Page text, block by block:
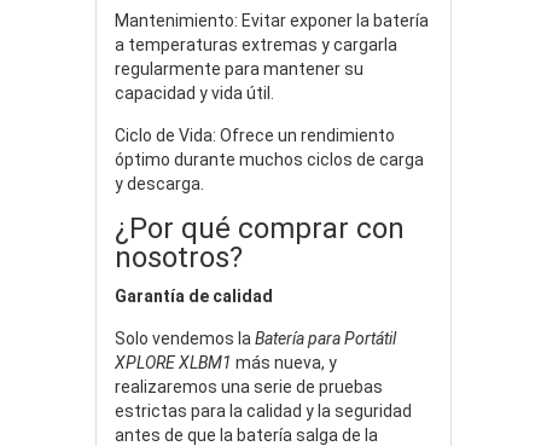
Mantenimiento: Evitar exponer la batería
a temperaturas extremas y cargarla
regularmente para mantener su
capacidad y vida útil.
Ciclo de Vida: Ofrece un rendimiento
óptimo durante muchos ciclos de carga
y descarga.
¿Por qué comprar con
nosotros?
Garantía de calidad
Solo vendemos la Batería para Portátil
XPLORE XLBM1 más nueva, y
realizaremos una serie de pruebas
estrictas para la calidad y la seguridad
antes de que la batería salga de la